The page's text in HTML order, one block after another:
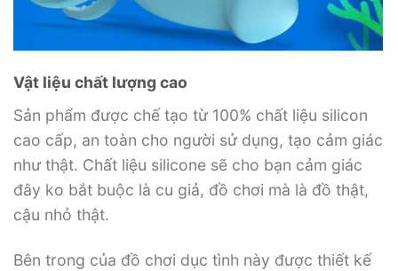
Vật liệu chất lượng cao
Sản phẩm được chế tạo từ ​​100% chất liệu silicon
cao cấp, an toàn cho người sử dụng, tạo cảm giác
như thật. Chất liệu silicone sẽ cho bạn cảm giác
đây ko bắt buộc là cu giả, đồ chơi mà là đồ thật,
cậu nhỏ thật.
Bên trong của đồ chơi dục tình này được thiết kế